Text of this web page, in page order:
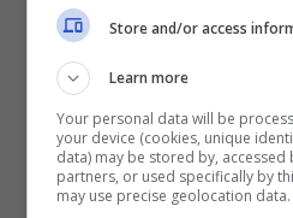
Meloni: “Le
possono
abbassate”
Store and/or access
Learn more
Your personal data will be
your device (cookies, unique
data) may be stored by,
partners, or used specifically by
may use precise geolocation data.